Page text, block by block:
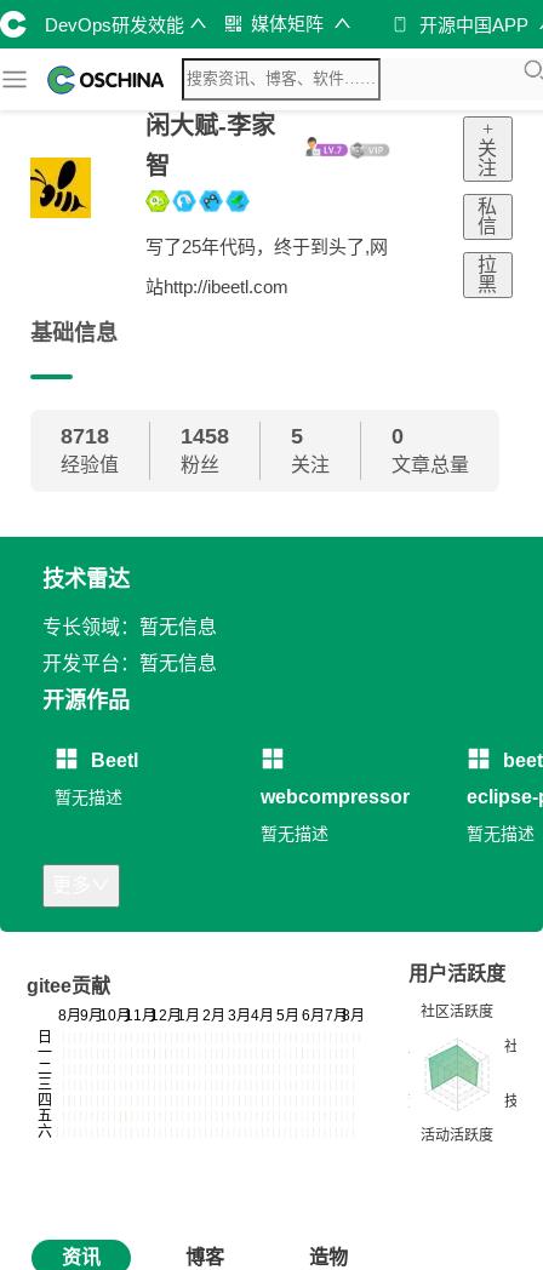
DevOps研发效能 媒体矩阵 开源中国APP
闲大赋-李家
智
写了25年代码，终于到头了,网
站http://ibeetl.com
+
关
注
私
信
拉
黑
基础信息
8718
经验值
1458
粉丝
5
关注
0
文章总量
技术雷达
专长领域：暂无信息
开发平台：暂无信息
开源作品
Beetl
暂无描述 webcompressor
暂无描述 暂无描述
gitee贡献
用户活跃度
资讯 博客
造物